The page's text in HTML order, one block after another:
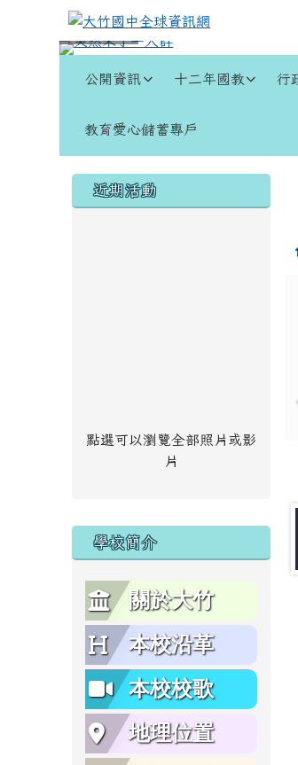
跳至主內容區
大竹國中全球資訊
公開資訊 十二年國教 行
教育愛心儲蓄專戶
左邊區域內容
近期活動
點選可以瀏覽全部照片或影
片
學校簡介
關於大竹
本校沿革
本校校歌
地理位置
頁尾區域